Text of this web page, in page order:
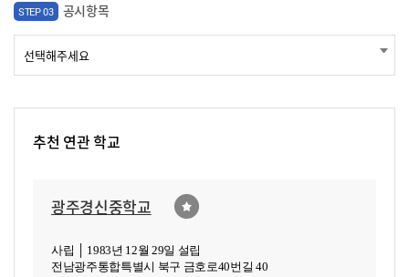
STEP 03 공시항목
추천 연관 학교
광주경신중학교
사립 │ 1983년 12월 29일 설립
전남광주통합특별시 북구 금호로40번길 40